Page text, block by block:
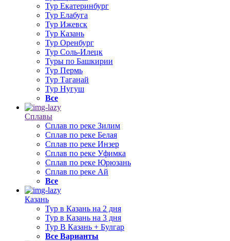
Тур Екатеринбург
Тур Елабуга
Тур Ижевск
Тур Казань
Тур Оренбург
Тур Соль-Илецк
Туры по Башкирии
Тур Пермь
Тур Таганай
Тур Нугуш
Все
Сплавы
Сплав по реке Зилим
Сплав по реке Белая
Сплав по реке Инзер
Сплав по реке Уфимка
Сплав по реке Юрюзань
Сплав по реке Ай
Все
Казань
Тур в Казань на 2 дня
Тур в Казань на 3 дня
Тур В Казань + Булгар
Все Варианты